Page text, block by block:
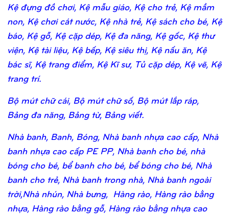
Kệ đựng đồ chơi, Kệ mẫu giáo, Kệ cho trẻ, Kệ mầm
non, Kệ chơi cát nước, Kệ nhà trẻ, Kệ sách cho bé, Kệ
báo, Kệ gỗ, Kệ cặp dép, Kệ đa năng, Kệ gốc, Kệ thư
viện, Kệ tài liệu, Kệ bếp, Kệ siêu thị, Kệ nấu ăn, Kệ
bác sĩ, Kệ trang điểm, Kệ Kĩ sư, Tủ cặp dép, Kệ vẽ, Kệ
trang trí.
Bộ mút chữ cái, Bộ mút chữ số, Bộ mút lắp ráp,
Bảng đa năng, Bảng từ, Bảng viết.
Nhà banh, Banh, Bóng, Nhà banh nhựa cao cấp, Nhà
banh nhựa cao cấp PE PP, Nhà banh cho bé, nhà
bóng cho bé, bể banh cho bé, bể bóng cho bé, Nhà
banh cho trẻ, Nhà banh trong nhà, Nhà banh ngoài
trời,Nhà nhún, Nhà bưng, Hàng rào, Hàng rào bằng
nhựa, Hàng rào bằng gỗ, Hàng rào bằng nhựa cao